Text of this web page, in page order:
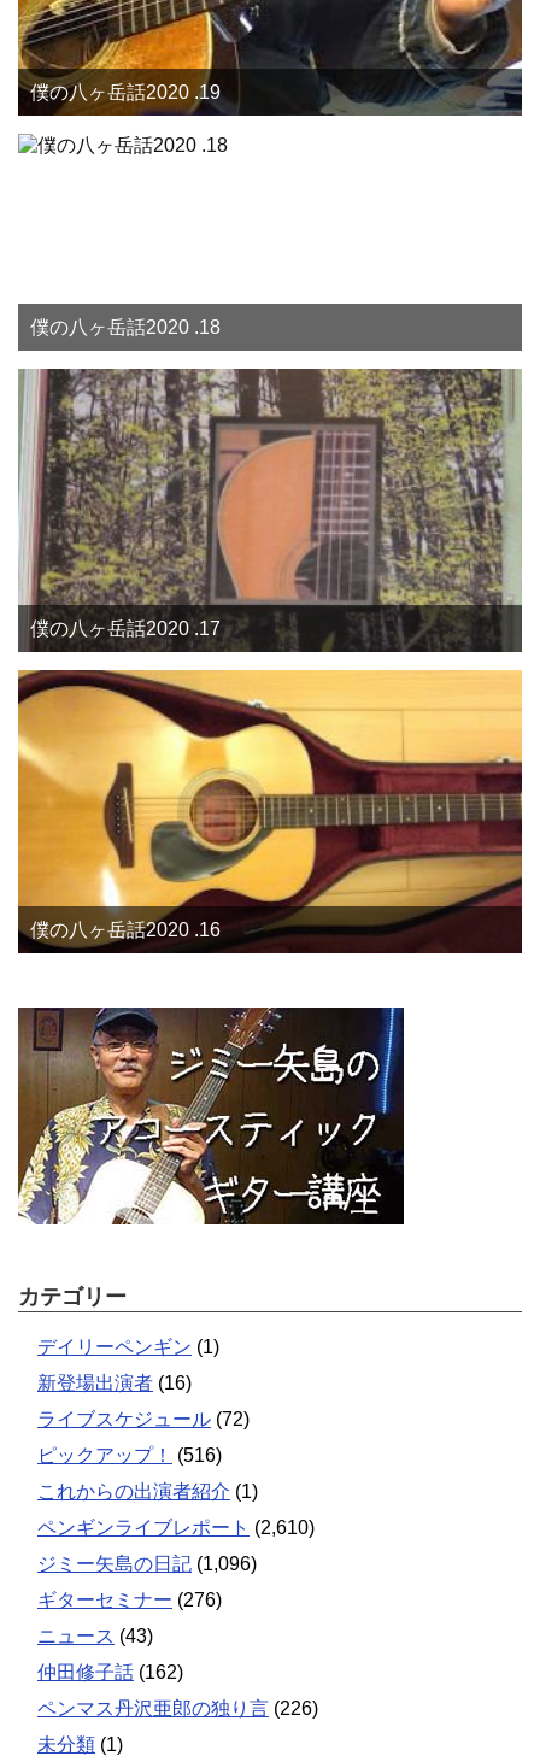
僕の八ヶ岳話2020 .19
僕の八ヶ岳話2020 .18
僕の八ヶ岳話2020 .17
僕の八ヶ岳話2020 .16
カテゴリー
デイリーペンギン (1)
新登場出演者 (16)
ライブスケジュール (72)
ピックアップ！
(516)
これからの出演者紹介 (1)
ペンギンライブレポート (2,610)
ジミー矢島の日記 (1,096)
ギターセミナー (276)
ニュース (43)
仲田修子話 (162)
ペンマス丹沢亜郎の独り言 (226)
未分類 (1)